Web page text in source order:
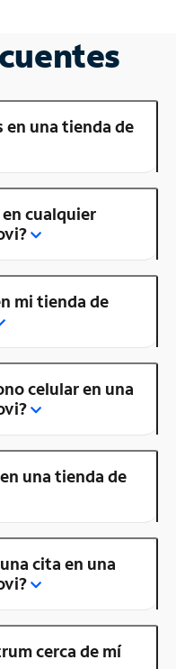
en una tienda de
cualquier
mi tienda de
celular en una
una tienda de
cita en una
cerca de mí